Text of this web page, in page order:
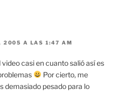
2005 A LAS 1:47 AM
video casi en cuanto salió así es
Por cierto, me
demasiado pesado para lo